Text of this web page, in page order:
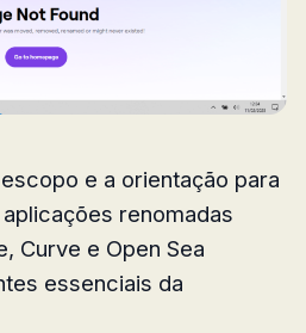
e a orientação para
renomadas
Curve e Open Sea
essenciais da